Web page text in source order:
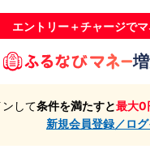
エントリー＋チャージでマ
ンして条件を満たすと最大0
新規会員登録／ロ